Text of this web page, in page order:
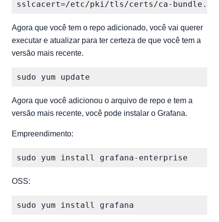
Agora que você tem o repo adicionado, você vai querer
executar e atualizar para ter certeza de que você tem a
versão mais recente.
Agora que você adicionou o arquivo de repo e tem a
versão mais recente, você pode instalar o Grafana.
Empreendimento:
OSS: